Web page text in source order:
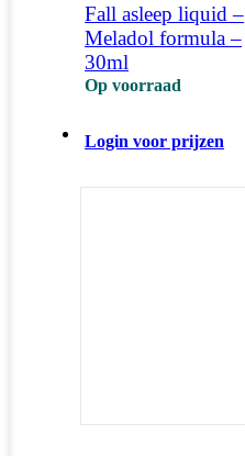
Fall asleep liquid –
Meladol formula –
30ml
Op voorraad
Login voor prijzen